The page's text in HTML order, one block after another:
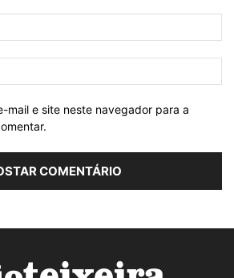
mail e site neste navegador para a